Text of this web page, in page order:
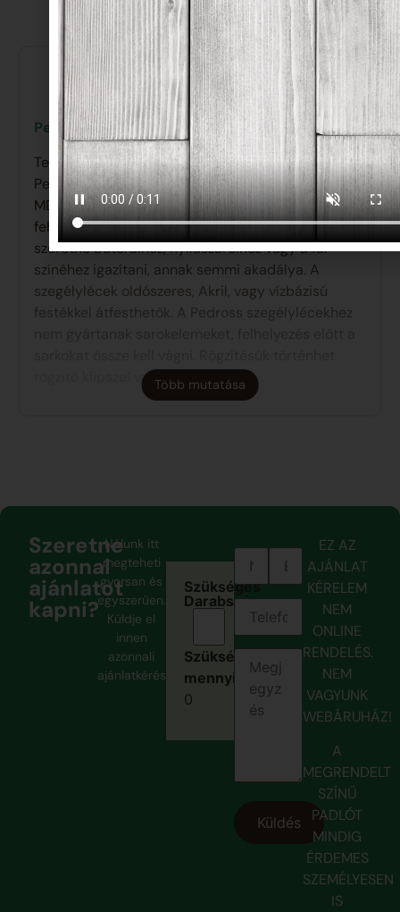
Termékleírás
Elérhetőség: Készleten! (korlátozott
mennyiségben)
Pedross – fehér, festhető szegélyléc – Cube
Tegye otthonát különlegessé egy minőségi
Pedross szegélyléccel. A Pedross szegélylécek
MDF alapanyagból készülnek, a bevonatuk pedig
fehér színű dekorációs fólia. Ha a szegélyléc színét
szeretné bútoraihoz, nyílászáróihoz vagy a fal
színéhez igazítani, annak semmi akadálya. A
szegélylécek oldószeres, Akril, vagy vízbázisú
festékkel átfesthetők. A Pedross szegélylécekhez
rögzítő klipszel vagy ragasztással.
Több mutatása
Szeretne
azonnal
ajánlatot
kapni?
Nálunk itt
megteheti
gyorsan és
egyszerűen.
Küldje el
innen
azonnali
ajánlatkérését.
Szükséges
Darabszám:
Szükséges
mennyiség:
0
EZ AZ
AJÁNLAT
KÉRELEM
NEM
ONLINE
RENDELÉS.
NEM
VAGYUNK
WEBÁRUHÁZ!
A
MEGRENDELT
SZÍNŰ
PADLÓT
MINDIG
ÉRDEMES
SZEMÉLYESEN
IS